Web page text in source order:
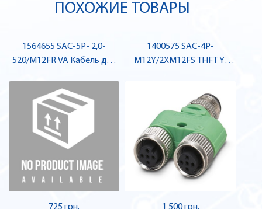
ПОХОЖИЕ ТОВАРЫ
1564655 SAC-5P- 2,0-
520/M12FR VA Кабель для
елемента, гніздо , Pheonix
Contact
1400575 SAC-4P-
M12Y/2XM12FS THFT Y-
Pheonix Contact